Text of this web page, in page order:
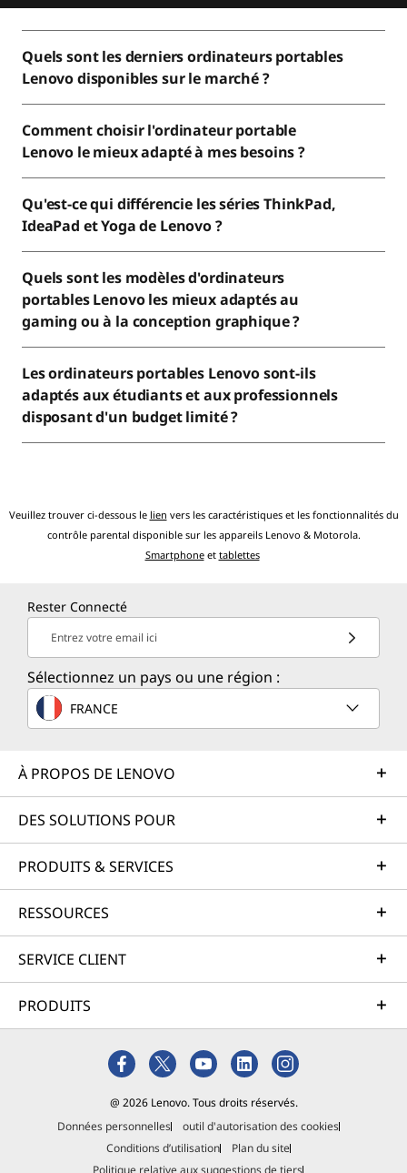
Quels sont les derniers ordinateurs portables
Lenovo disponibles sur le marché ?
Comment choisir l'ordinateur portable
Lenovo le mieux adapté à mes besoins ?
Qu'est-ce qui différencie les séries ThinkPad,
IdeaPad et Yoga de Lenovo ?
Quels sont les modèles d'ordinateurs
portables Lenovo les mieux adaptés au
gaming ou à la conception graphique ?
Les ordinateurs portables Lenovo sont-ils
adaptés aux étudiants et aux professionnels
disposant d'un budget limité ?
Veuillez trouver ci-dessous le lien vers les caractéristiques et les fonctionnalités du
contrôle parental disponible sur les appareils Lenovo & Motorola.
Smartphoneet tablettes
Rester Connecté
Entrez votre email ici
Sélectionnez un pays ou une région :
FRANCE
À PROPOS DE LENOVO
DES SOLUTIONS POUR
PRODUITS & SERVICES
RESSOURCES
SERVICE CLIENT
PRODUITS
@ 2026 Lenovo. Tous droits réservés.
Données personnelles
outil d'autorisation des cookies
Conditions d’utilisation
Plan du site
Politique relative aux suggestions de tiers